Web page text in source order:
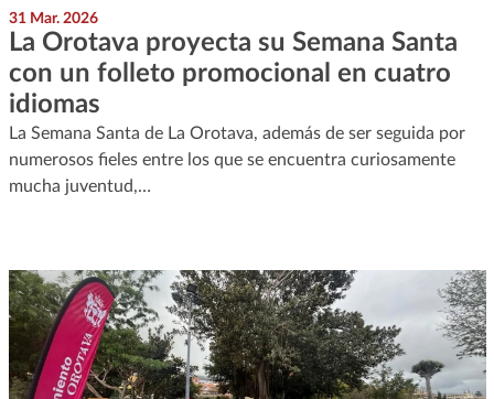
31 Mar. 2026
La Orotava proyecta su Semana Santa
con un folleto promocional en cuatro
idiomas
La Semana Santa de La Orotava, además de ser seguida por
numerosos fieles entre los que se encuentra curiosamente
mucha juventud,…